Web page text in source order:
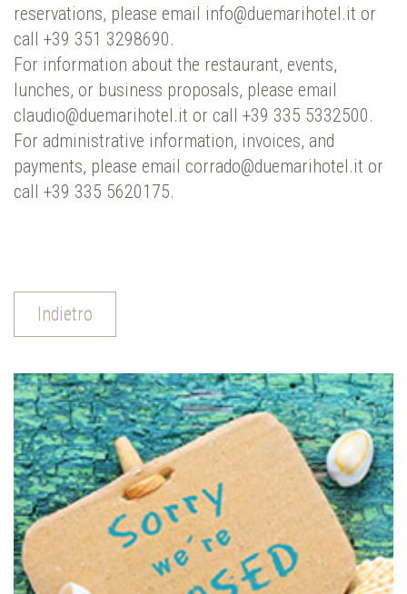
reservations, please email info@duemarihotel.it or
call +39 351 3298690.
For information about the restaurant, events,
lunches, or business proposals, please email
claudio@duemarihotel.it or call +39 335 5332500.
For administrative information, invoices, and
payments, please email corrado@duemarihotel.it or
call +39 335 5620175.
Indietro